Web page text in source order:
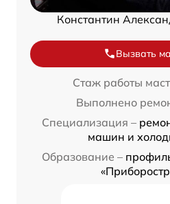
Константин
Вызвать
Стаж работы
Выполнено
Специализация –
машин и
Образование –